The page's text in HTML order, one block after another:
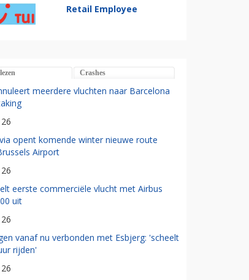
Retail Employee
Crashes
meerdere vluchten naar Barcelona
opent komende winter nieuwe route
Airport
eerste commerciële vlucht met Airbus
uit
vanaf nu verbonden met Esbjerg: 'scheelt
rijden'